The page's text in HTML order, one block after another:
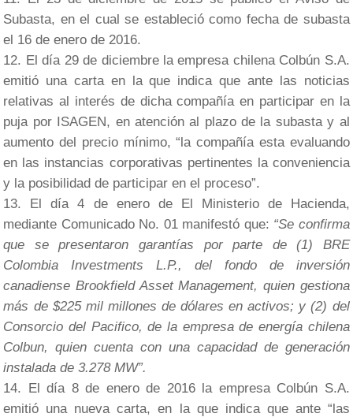
Subasta, en el cual se estableció como fecha de subasta
el 16 de enero de 2016.
El día 29 de diciembre la empresa chilena Colbún S.A.
emitió una carta en la que indica que ante las noticias
relativas al interés de dicha compañía en participar en la
puja por ISAGEN, en atención al plazo de la subasta y al
aumento del precio mínimo, “la compañía esta evaluando
en las instancias corporativas pertinentes la conveniencia
y la posibilidad de participar en el proceso”.
El día 4 de enero de El Ministerio de Hacienda,
mediante Comunicado No. 01 manifestó que: “Se confirma
que se presentaron garantías por parte de (1) BRE
Colombia Investments L.P., del fondo de inversión
canadiense Brookfield Asset Management, quien gestiona
más de $225 mil millones de dólares en activos; y (2) del
Consorcio del Pacifico, de la empresa de energía chilena
Colbun, quien cuenta con una capacidad de generación
instalada de 3.278 MW”.
El día 8 de enero de 2016 la empresa Colbún S.A.
emitió una nueva carta, en la que indica que ante “las